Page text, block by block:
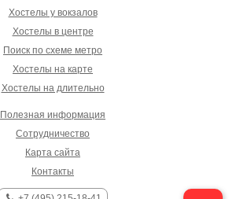
Хостелы у вокзалов
Хостелы в центре
Поиск по схеме метро
Хостелы на карте
Хостелы на длительно
Полезная информация
Сотрудничество
Карта сайта
Контакты